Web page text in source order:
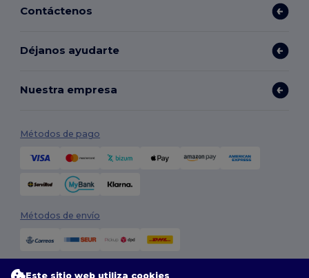
Contáctenos
Déjanos ayudarte
Nuestra empresa
Métodos de pago
Métodos de envío
Este sitio web utiliza cookies